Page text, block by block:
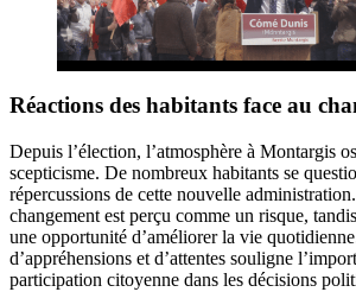
Réactions des habitants face au
Depuis l’élection, l’atmosphère à Montargis
scepticisme. De nombreux habitants se
répercussions de cette nouvelle
changement est perçu comme un risque,
une opportunité d’améliorer la vie
d’appréhensions et d’attentes souligne
participation citoyenne dans les décisions